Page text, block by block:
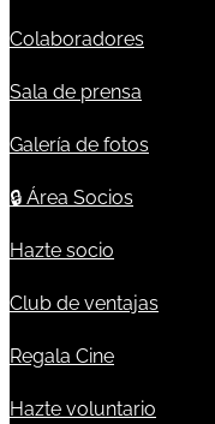
Colaboradores
Sala de prensa
Galería de fotos
🔒 Área Socios
Hazte socio
Club de ventajas
Regala Cine
Hazte voluntario